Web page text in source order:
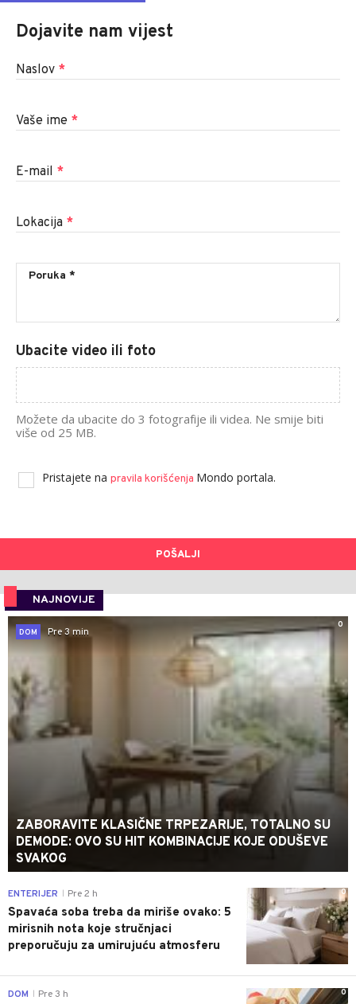
Dojavite nam vijest
Naslov *
Vaše ime *
E-mail *
Lokacija *
Ubacite video ili foto
Možete da ubacite do 3 fotografije ili videa. Ne smije biti
više od 25 MB.
Pristajete na pravila korišćenja Mondo portala.
POŠALJI
NAJNOVIJE
0
DOM
Pre 3 min
ZABORAVITE KLASIČNE TRPEZARIJE, TOTALNO SU
DEMODE: OVO SU HIT KOMBINACIJE KOJE ODUŠEVE
SVAKOG
0
ENTERIJER Pre 2 h
Spavaća soba treba da miriše ovako: 5
mirisnih nota koje stručnjaci
preporučuju za umirujuću atmosferu
0
DOM Pre 3 h